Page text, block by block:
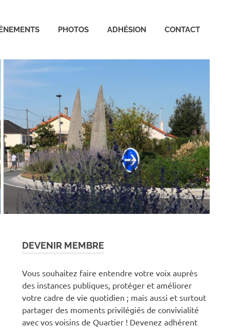
PHOTOS ADHÉSION CONTACT
DEVENIR MEMBRE
Vous souhaitez faire entendre votre voix auprès
des instances publiques, protéger et améliorer
votre cadre de vie quotidien ; mais aussi et surtout
partager des moments privilégiés de convivialité
avec vos voisins de Quartier ! Devenez adhérent